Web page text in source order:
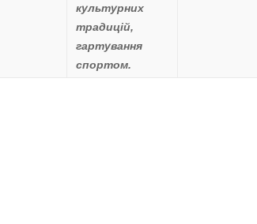
культурних
традицій,
гартування
спортом.